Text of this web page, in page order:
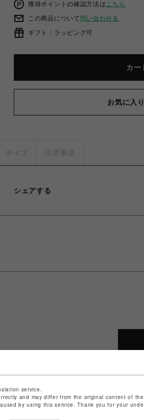
獲得ポイントの確認方法はこちら
この商品について 問い合わせる
ギフト：ラッピング可
カー
お気に入
サイズ 注意事項
シェアする
こちら
service.
and may differ from the original content of
by using this service. Thank you for your